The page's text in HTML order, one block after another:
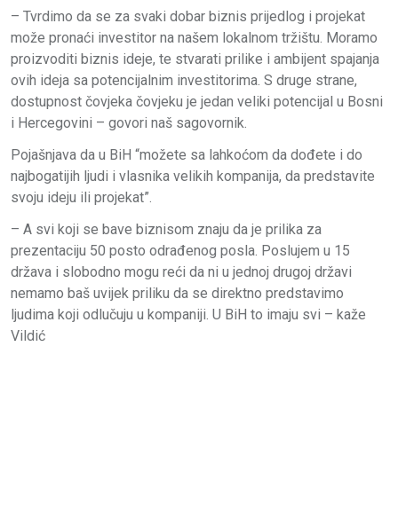
– Tvrdimo da se za svaki dobar biznis prijedlog i projekat
može pronaći investitor na našem lokalnom tržištu. Moramo
proizvoditi biznis ideje, te stvarati prilike i ambijent spajanja
ovih ideja sa potencijalnim investitorima. S druge strane,
dostupnost čovjeka čovjeku je jedan veliki potencijal u Bosni
i Hercegovini – govori naš sagovornik.
Pojašnjava da u BiH “možete sa lahkoćom da dođete i do
najbogatijih ljudi i vlasnika velikih kompanija, da predstavite
svoju ideju ili projekat”.
– A svi koji se bave biznisom znaju da je prilika za
prezentaciju 50 posto odrađenog posla. Poslujem u 15
država i slobodno mogu reći da ni u jednoj drugoj državi
nemamo baš uvijek priliku da se direktno predstavimo
ljudima koji odlučuju u kompaniji. U BiH to imaju svi – kaže
Vildić